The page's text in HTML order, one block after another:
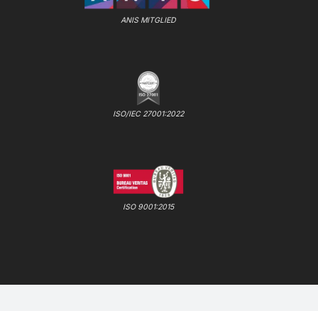
ANIS MITGLIED
ISO/IEC 27001:2022
ISO 9001:2015